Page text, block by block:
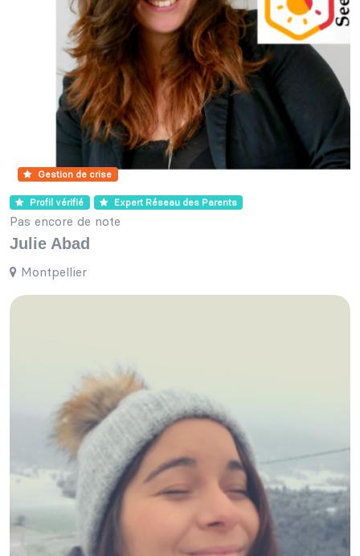
Gestion de crise
Profil vérifié Expert Réseau des Parents
Pas encore de note
Julie Abad
Montpellier